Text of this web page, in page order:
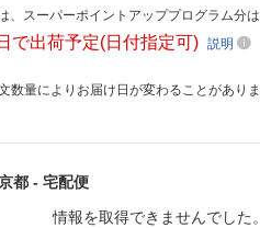
、スーパーポイントアッププログラム分
で出荷予定(日付指定可)説明
数量によりお届け日が変わることがあり
都 - 宅配便
情報を取得できませんでし